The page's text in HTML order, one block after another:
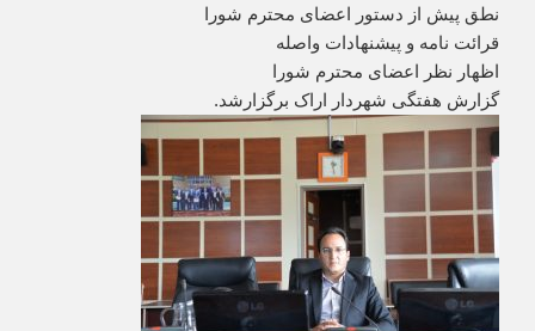
نطق پیش از دستور اعضای محترم شورا
قرائت نامه و پیشنهادات واصله
اظهار نظر اعضای محترم شورا
گزارش هفتگی شهردار اراک برگزارشد.